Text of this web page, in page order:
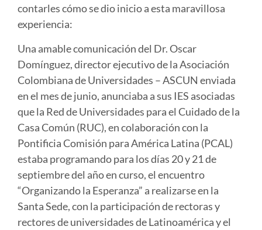
contarles cómo se dio inicio a esta maravillosa
experiencia:
Una amable comunicación del Dr. Oscar
Domínguez, director ejecutivo de la Asociación
Colombiana de Universidades – ASCUN enviada
en el mes de junio, anunciaba a sus IES asociadas
que la Red de Universidades para el Cuidado de la
Casa Común (RUC), en colaboración con la
Pontificia Comisión para América Latina (PCAL)
estaba programando para los días 20 y 21 de
septiembre del año en curso, el encuentro
“Organizando la Esperanza” a realizarse en la
Santa Sede, con la participación de rectoras y
rectores de universidades de Latinoamérica y el